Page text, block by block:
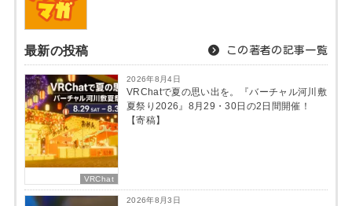
最新の投稿 この著者の記事一覧
VRChat
2026年8月4日
VRChatで夏の思い出を。『バーチャル河川敷
夏祭り2026』8月29・30日の2日間開催！
【寄稿】
2026年8月3日